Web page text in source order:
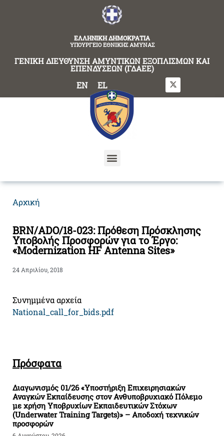
ΕΛΛΗΝΙΚΗ ΔΗΜΟΚΡΑΤΙΑ
ΥΠΟΥΡΓΕΙΟ ΕΘΝΙΚΗΣ ΑΜΥΝΑΣ
ΓΕΝΙΚΗ ΔΙΕΥΘΥΝΣΗ ΑΜΥΝΤΙΚΩΝ ΕΞΟΠΛΙΣΜΩΝ ΚΑΙ
ΕΠΕΝΔΥΣΕΩΝ (ΓΔΑΕΕ)
EN EL
Αρχική
BRN/ADO/18-023: Πρόθεση Πρόσκλησης
Υποβολής Προσφορών για το Έργο:
«Modernization HF Antenna Sites»
24 Απριλίου, 2018
Συνημμένα αρχεία
National_call_for_bids.pdf
Πρόσφατα
Διαγωνισμός 01/26 «Υποστήριξη Επιχειρησιακών
Αναγκών Εκπαίδευσης στον Ανθυποβρυχιακό Πόλεμο
με χρήση Υποβρυχίων Εκπαιδευτικών Στόχων
(Underwater Training Targets)» – Αποδοχή τεχνικών
προσφορών